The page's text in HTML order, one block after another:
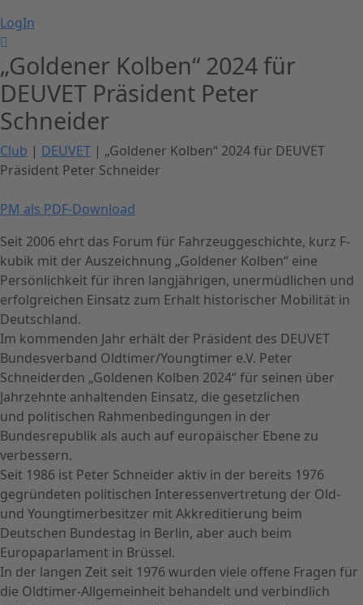
LogIn
„Goldener Kolben“ 2024 für
DEUVET Präsident Peter
Schneider
Club | DEUVET | „Goldener Kolben“ 2024 für DEUVET
Präsident Peter Schneider
PM als PDF-Download
Seit 2006 ehrt das Forum für Fahrzeuggeschichte, kurz F-
kubik mit der Auszeichnung „Goldener Kolben“ eine
Persönlichkeit für ihren langjährigen, unermüdlichen und
erfolgreichen Einsatz zum Erhalt historischer Mobilität in
Deutschland.
Im kommenden Jahr erhält der Präsident des DEUVET
Bundesverband Oldtimer/Youngtimer e.V. Peter
Schneiderden „Goldenen Kolben 2024“ für seinen über
Jahrzehnte anhaltenden Einsatz, die gesetzlichen
und politischen Rahmenbedingungen in der
Bundesrepublik als auch auf europäischer Ebene zu
verbessern.
Seit 1986 ist Peter Schneider aktiv in der bereits 1976
gegründeten politischen Interessenvertretung der Old-
und Youngtimerbesitzer mit Akkreditierung beim
Deutschen Bundestag in Berlin, aber auch beim
Europaparlament in Brüssel.
In der langen Zeit seit 1976 wurden viele offene Fragen für
die Oldtimer-Allgemeinheit behandelt und verbindlich